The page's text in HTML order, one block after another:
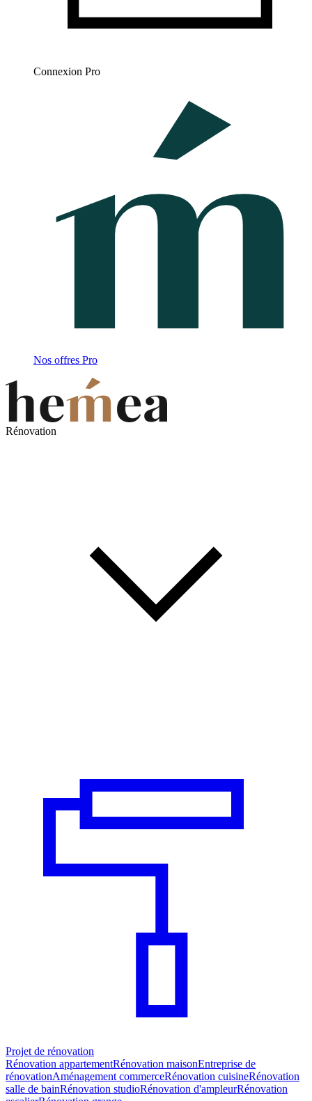
Connexion Pro
Nos offres Pro
Rénovation
Projet de rénovation
Rénovation appartementRénovation maisonEntreprise de
rénovationAménagement commerceRénovation cuisineRénovation
salle de bainRénovation studioRénovation d'ampleurRénovation